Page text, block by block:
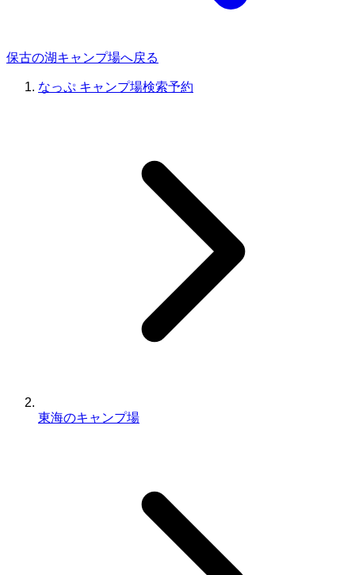
保古の湖キャンプ場へ戻る
なっぷ キャンプ場検索予約
東海のキャンプ場